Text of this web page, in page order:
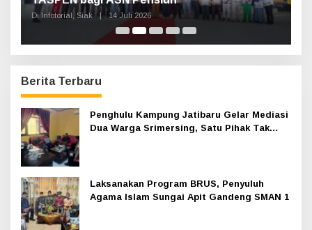
Kesultanan
Di Infotorial, Siak | 12 Juli 2026
Berita Terbaru
Penghulu Kampung Jatibaru Gelar Mediasi
Dua Warga Srimersing, Satu Pihak Tak
Laksanakan Program BRUS, Penyuluh
Agama Islam Sungai Apit Gandeng SMAN 1